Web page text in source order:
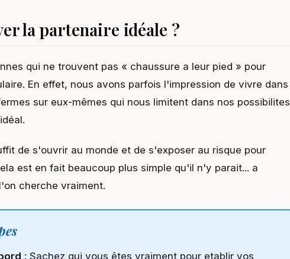
la partenaire idéale ?
qui ne trouvent pas « chaussure a leur pied » pour
En effet, nous avons parfois l'impression de vivre dans
sur eux-mêmes qui nous limitent dans nos possibilites
de s'ouvrir au monde et de s'exposer au risque pour
est en fait beaucoup plus simple qu'il n'y parait... a
cherche vraiment.
: Sachez qui vous êtes vraiment pour etablir vos